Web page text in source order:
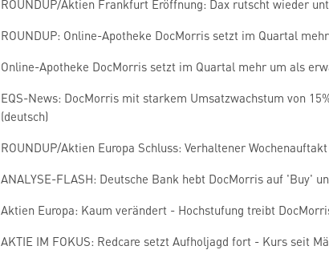
ROUNDUP/Aktien Frankfurt Eröffnung: Dax rutscht wieder
ROUNDUP: Online-Apotheke DocMorris setzt im Quartal
Online-Apotheke DocMorris setzt im Quartal mehr um als
EQS-News: DocMorris mit starkem Umsatzwachstum von
(deutsch)
ROUNDUP/Aktien Europa Schluss: Verhaltener Wochenauftakt
ANALYSE-FLASH: Deutsche Bank hebt DocMorris auf 'Buy'
Aktien Europa: Kaum verändert - Hochstufung treibt
AKTIE IM FOKUS: Redcare setzt Aufholjagd fort - Kurs seit